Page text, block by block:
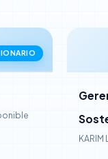
KARIM